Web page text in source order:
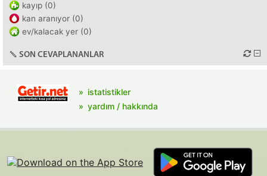
kayıp (0)
kan aranıyor (0)
ev/kalacak yer (0)
SON CEVAPLANANLAR
istatistikler
yardım / hakkında